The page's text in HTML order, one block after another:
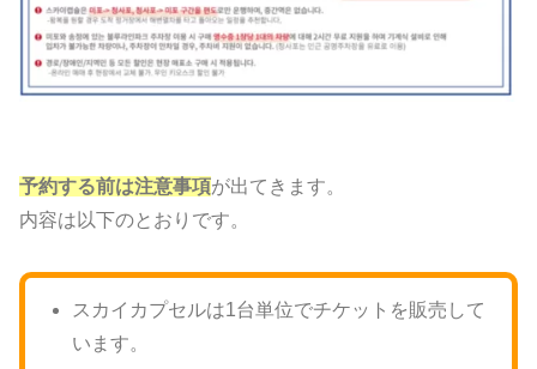
予約する前は注意事項が出てきます。
内容は以下のとおりです。
スカイカプセルは1台単位でチケットを販売して
います。